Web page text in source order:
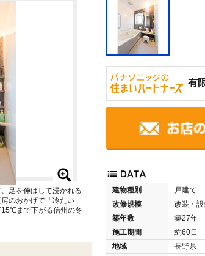
有
建物種別
戸建て
改修規模
改装・
築年数
築27年
施工期間
約60日
地域
長野県
足を伸ばして浸かれる
のおかげで「冷たい
15℃まで下がる信州の冬